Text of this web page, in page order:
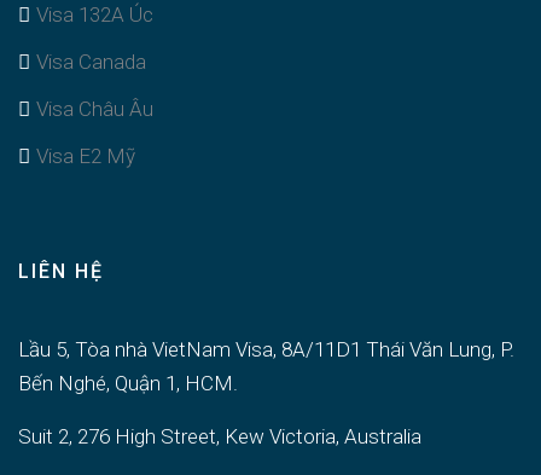
Visa 132A Úc
Visa Canada
Visa Châu Âu
Visa E2 Mỹ
LIÊN HỆ
Lầu 5, Tòa nhà VietNam Visa, 8A/11D1 Thái Văn Lung, P.
Bến Nghé, Quận 1, HCM.
Suit 2, 276 High Street, Kew Victoria, Australia